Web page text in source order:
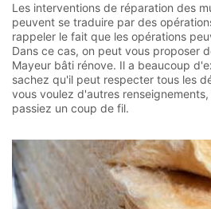
Les interventions de réparation des
peuvent se traduire par des
rappeler le fait que les opérations
Dans ce cas, on peut vous proposer
Mayeur bâti rénove. Il a beaucoup
sachez qu'il peut respecter tous les
vous voulez d'autres
passiez un coup de fil.